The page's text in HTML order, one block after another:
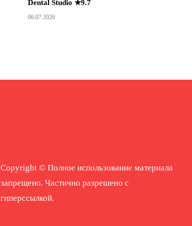
Dental Studio ★9.7
06.07.2026
Copyright © Полное использование материала
запрещено. Частично разрешено с
гиперссылкой.